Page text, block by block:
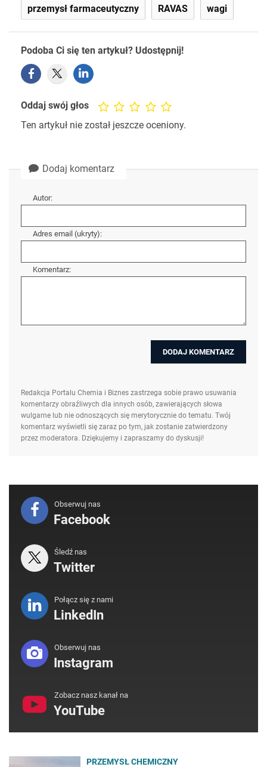
przemysł farmaceutyczny RAVAS wagi
Podoba Ci się ten artykuł? Udostępnij!
Oddaj swój głos
Ten artykuł nie został jeszcze oceniony.
Dodaj komentarz
Autor:
Adres email (ukryty):
Komentarz:
Redakcja Portalu Chemia i Biznes zastrzega sobie prawo usuwania
komentarzy obraźliwych dla innych osób, zawierających słowa
wulgarne lub nie odnoszących się merytorycznie do tematu. Twój
komentarz wyświetli się zaraz po tym, jak zostanie zatwierdzony
przez moderatora. Dziękujemy i zapraszamy do dyskusji!
Obserwuj nas
Facebook
Śledź nas
Twitter
Połącz się z nami
LinkedIn
Obserwuj nas
Instagram
Zobacz nasz kanał na
YouTube
PRZEMYSŁ CHEMICZNY